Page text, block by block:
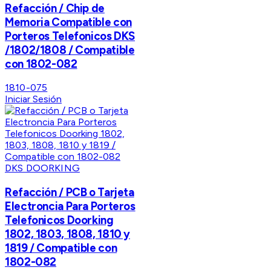
Refacción / Chip de
Memoria Compatible con
Porteros Telefonicos DKS
/1802/1808 / Compatible
con 1802-082
1810-075
Iniciar Sesión
DKS DOORKING
Refacción / PCB o Tarjeta
Electroncia Para Porteros
Telefonicos Doorking
1802, 1803, 1808, 1810 y
1819 / Compatible con
1802-082